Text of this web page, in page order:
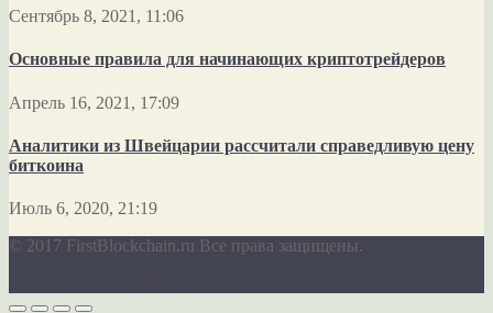
Сентябрь 8, 2021, 11:06
Основные правила для начинающих криптотрейдеров
Апрель 16, 2021, 17:09
Аналитики из Швейцарии рассчитали справедливую цену
биткоина
Июль 6, 2020, 21:19
© 2017 FirstBlockchain.ru Все права защищены.